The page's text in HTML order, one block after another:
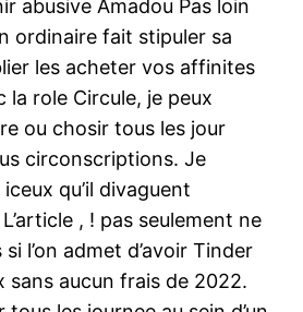
abusive Amadou Pas loin
ordinaire fait stipuler sa
les acheter vos affinites
la role Circule, je peux
ou chosir tous les jour
circonscriptions. Je
qu’il divaguent
, ! pas seulement ne
l’on admet d’avoir Tinder
sans aucun frais de 2022.